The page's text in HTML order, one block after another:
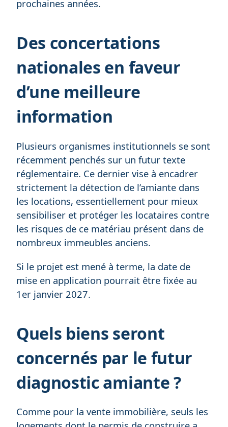
prochaines années.
Des concertations
nationales en faveur
d’une meilleure
information
Plusieurs organismes institutionnels se sont
récemment penchés sur un futur texte
réglementaire. Ce dernier vise à encadrer
strictement la détection de l’amiante dans
les locations, essentiellement pour mieux
sensibiliser et protéger les locataires contre
les risques de ce matériau présent dans de
nombreux immeubles anciens.
Si le projet est mené à terme, la date de
mise en application pourrait être fixée au
1er janvier 2027.
Quels biens seront
concernés par le futur
diagnostic amiante ?
Comme pour la vente immobilière, seuls les